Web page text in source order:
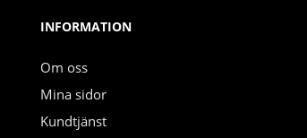
INFORMATION
Om oss
Mina sidor
Kundtjänst